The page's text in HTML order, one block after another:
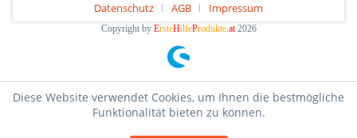
Datenschutz
AGB Impressum
Copyright by ErsteHilfeProdukte.at2026
Diese Website verwendet Cookies, um Ihnen die bestmögliche
Funktionalität bieten zu können.